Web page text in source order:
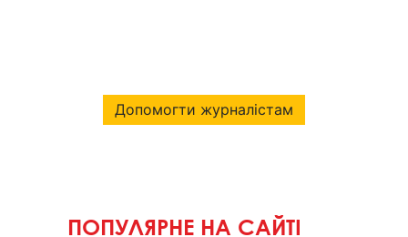
Допомогти журналістам
ПОПУЛЯРНЕ НА САЙТІ